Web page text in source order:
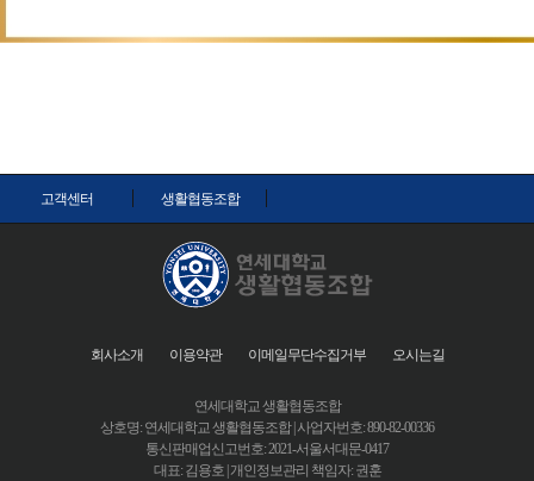
고객센터 생활협동조합
회사소개 이용약관 이메일무단수집거부 오시는길
연세대학교 생활협동조합
상호명: 연세대학교 생활협동조합 | 사업자번호: 890-82-00336
통신판매업신고번호: 2021-서울서대문-0417
대표: 김용호 | 개인정보관리 책임자: 권훈